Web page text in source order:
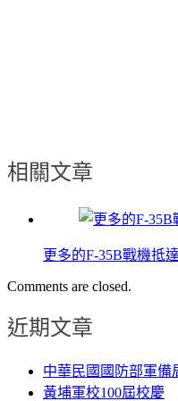
相關文章
更多的F-35B戰機抵
Comments are closed.
近期文章
中華民國國防部軍備
黃埔軍校100屆校慶